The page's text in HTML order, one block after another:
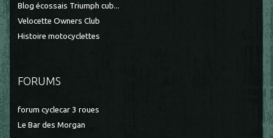
Blog écossais Triumph cub...
Velocette Owners Club
Histoire motocyclettes
FORUMS
forum cyclecar 3 roues
Le Bar des Morgan